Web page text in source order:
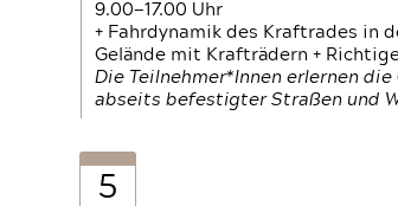
9.00—17.00 Uhr
+ Fahrdynamik des Kraftrades in
Gelände mit Krafträdern +
Die Teilnehmer*Innen erlernen
abseits befestigter Straßen und
5